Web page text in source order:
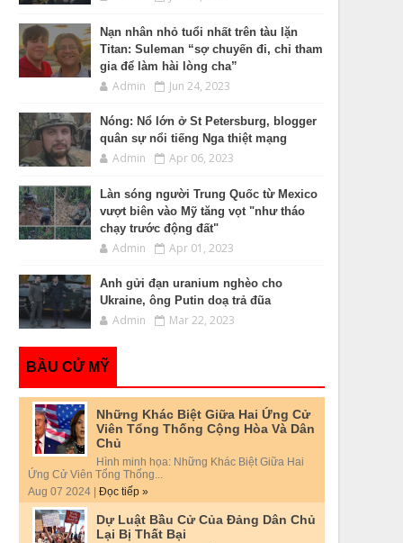
Nạn nhân nhỏ tuổi nhất trên tàu lặn
Titan: Suleman “sợ chuyến đi, chỉ tham
gia để làm hài lòng cha”
Admin Jun 24, 2023
Nóng: Nổ lớn ở St Petersburg, blogger
quân sự nổi tiếng Nga thiệt mạng
Admin Apr 06, 2023
Làn sóng người Trung Quốc từ Mexico
vượt biên vào Mỹ tăng vọt "như tháo
chạy trước động đất"
Admin Apr 01, 2023
Anh gửi đạn uranium nghèo cho
Ukraine, ông Putin doạ trả đũa
Admin Mar 22, 2023
BẦU CỬ MỸ
Những Khác Biệt Giữa Hai Ứng Cử
Viên Tổng Thống Cộng Hòa Và Dân
Chủ
Hình minh họa: Những Khác Biệt Giữa Hai
Ứng Cử Viên Tổng Thống...
Aug 07 2024 | Đọc tiếp »
Dự Luật Bầu Cử Của Đảng Dân Chủ
Lại Bị Thất Bại